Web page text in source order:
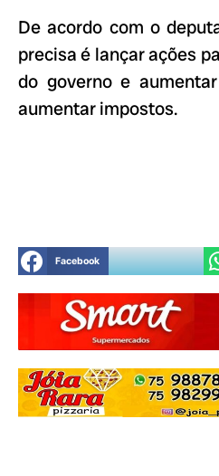
De acordo com o
precisa é lançar ações
do governo e
aumentar impostos.
Facebook